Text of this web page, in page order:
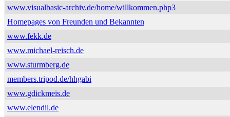
www.visualbasic-archiv.de/home/willkommen.php3
Homepages von Freunden und Bekannten
www.fekk.de
www.michael-reisch.de
www.sturmberg.de
members.tripod.de/hhgabi
www.gdickmeis.de
www.elendil.de